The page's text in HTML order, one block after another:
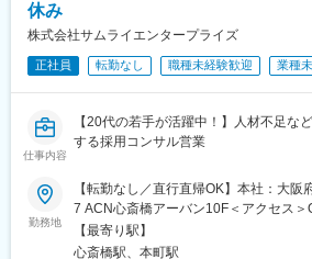
休み
株式会社サムライエンタープライズ
正社員 転勤なし 職種未経験歓迎 業種
仕事内容
【20代の若手が活躍中！】人材不足な
する採用コンサル営業
勤務地
【転勤なし／直行直帰OK】本社：大
7 ACN心斎橋アーバン10F＜アクセス
斎橋駅」「本町駅」から徒歩5分◎業務
もOKです！◎受動喫煙対策:屋内全面禁煙
【最寄り駅】
心斎橋駅、本町駅